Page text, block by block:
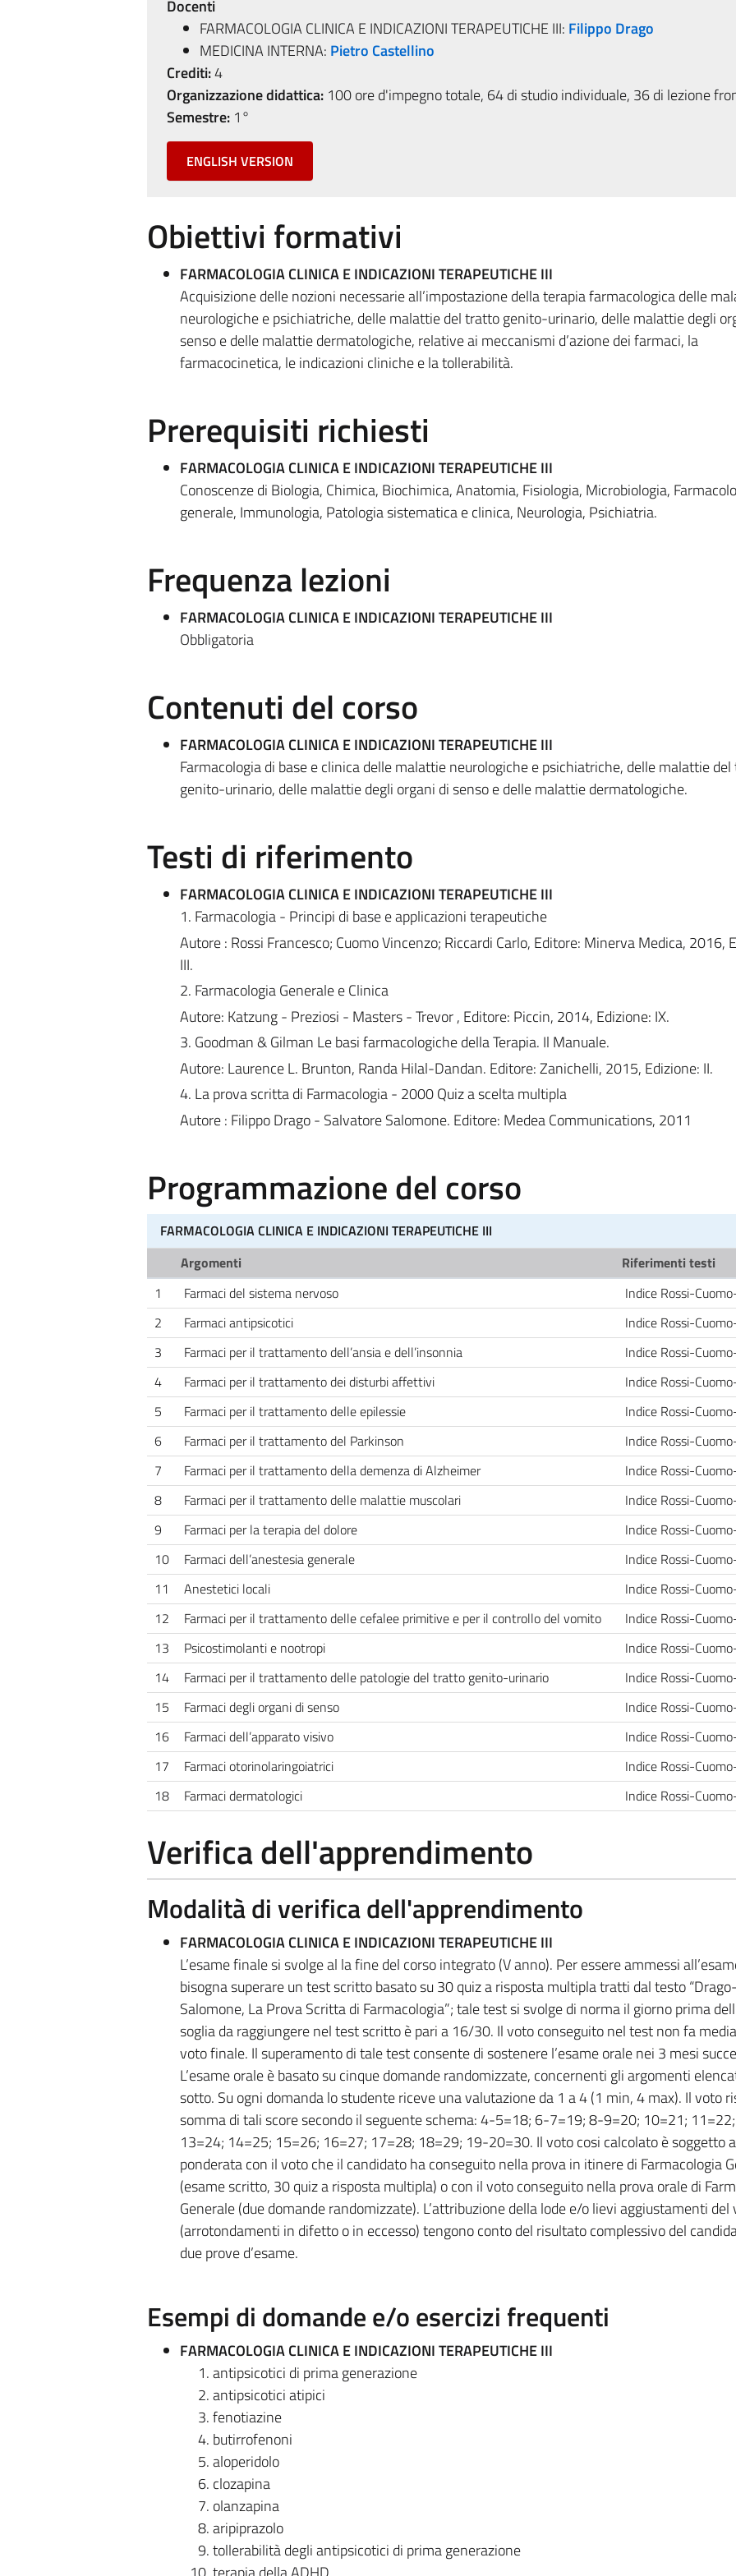
Docenti
FARMACOLOGIA CLINICA E INDICAZIONI TERAPEUTICHE III: Filippo Drago
MEDICINA INTERNA: Pietro Castellino
Crediti:4
Organizzazione didattica:100 ore d'impegno totale, 64 di studio individuale, 36 di lezione
Semestre:1°
ENGLISH VERSION
Obiettivi formativi
FARMACOLOGIA CLINICA E INDICAZIONI TERAPEUTICHE III
Acquisizione delle nozioni necessarie all’impostazione della terapia farmacologica delle
neurologiche e psichiatriche, delle malattie del tratto genito-urinario, delle malattie degli
senso e delle malattie dermatologiche, relative ai meccanismi d’azione dei farmaci, la
farmacocinetica, le indicazioni cliniche e la tollerabilità.
Prerequisiti richiesti
FARMACOLOGIA CLINICA E INDICAZIONI TERAPEUTICHE III
Conoscenze di Biologia, Chimica, Biochimica, Anatomia, Fisiologia, Microbiologia,
generale, Immunologia, Patologia sistematica e clinica, Neurologia, Psichiatria.
Frequenza lezioni
FARMACOLOGIA CLINICA E INDICAZIONI TERAPEUTICHE III
Obbligatoria
Contenuti del corso
FARMACOLOGIA CLINICA E INDICAZIONI TERAPEUTICHE III
Farmacologia di base e clinica delle malattie neurologiche e psichiatriche, delle malattie
genito-urinario, delle malattie degli organi di senso e delle malattie dermatologiche.
Testi di riferimento
FARMACOLOGIA CLINICA E INDICAZIONI TERAPEUTICHE III
1. Farmacologia - Principi di base e applicazioni terapeutiche
Autore : Rossi Francesco; Cuomo Vincenzo; Riccardi Carlo, Editore: Minerva Medica, 2016,
III.
2. Farmacologia Generale e Clinica
Autore: Katzung - Preziosi - Masters - Trevor , Editore: Piccin, 2014, Edizione: IX.
3. Goodman & Gilman Le basi farmacologiche della Terapia. Il Manuale.
Autore: Laurence L. Brunton, Randa Hilal-Dandan. Editore: Zanichelli, 2015, Edizione: II.
4. La prova scritta di Farmacologia - 2000 Quiz a scelta multipla
Autore : Filippo Drago - Salvatore Salomone. Editore: Medea Communications, 2011
Programmazione del corso
FARMACOLOGIA CLINICA E INDICAZIONI TERAPEUTICHE III
Argomenti
Riferimenti testi
1
Farmaci del sistema nervoso
Indice Rossi-
2
Farmaci antipsicotici
Indice Rossi-
3
Farmaci per il trattamento dell’ansia e dell’insonnia
Indice Rossi-
4
Farmaci per il trattamento dei disturbi affettivi
Indice Rossi-
5
Farmaci per il trattamento delle epilessie
Indice Rossi-
6
Farmaci per il trattamento del Parkinson
Indice Rossi-
7
Farmaci per il trattamento della demenza di Alzheimer
Indice Rossi-
8
Farmaci per il trattamento delle malattie muscolari
Indice Rossi-
9
Farmaci per la terapia del dolore
Indice Rossi-
10
Farmaci dell’anestesia generale
Indice Rossi-
11
Anestetici locali
Indice Rossi-
12
Farmaci per il trattamento delle cefalee primitive e per il controllo del vomito
Indice Rossi-
13
Psicostimolanti e nootropi
Indice Rossi-
14
Farmaci per il trattamento delle patologie del tratto genito-urinario
Indice Rossi-
15
Farmaci degli organi di senso
Indice Rossi-
16
Farmaci dell’apparato visivo
Indice Rossi-
17
Farmaci otorinolaringoiatrici
Indice Rossi-
18
Farmaci dermatologici Indice Rossi-
Verifica dell'apprendimento
Modalità di verifica dell'apprendimento
FARMACOLOGIA CLINICA E INDICAZIONI TERAPEUTICHE III
L’esame finale si svolge al la fine del corso integrato (V anno). Per essere ammessi
bisogna superare un test scritto basato su 30 quiz a risposta multipla tratti dal testo
Salomone, La Prova Scritta di Farmacologia”; tale test si svolge di norma il giorno prima
soglia da raggiungere nel test scritto è pari a 16/30. Il voto conseguito nel test non fa
voto finale. Il superamento di tale test consente di sostenere l’esame orale nei 3 mesi
L’esame orale è basato su cinque domande randomizzate, concernenti gli argomenti
sotto. Su ogni domanda lo studente riceve una valutazione da 1 a 4 (1 min, 4 max). Il voto
somma di tali score secondo il seguente schema: 4-5=18; 6-7=19; 8-9=20; 10=21;
13=24; 14=25; 15=26; 16=27; 17=28; 18=29; 19-20=30. Il voto cosi calcolato è soggetto
ponderata con il voto che il candidato ha conseguito nella prova in itinere di Farmacologia
(esame scritto, 30 quiz a risposta multipla) o con il voto conseguito nella prova orale di
Generale (due domande randomizzate). L’attribuzione della lode e/o lievi aggiustamenti del
(arrotondamenti in difetto o in eccesso) tengono conto del risultato complessivo del
due prove d’esame.
Esempi di domande e/o esercizi frequenti
FARMACOLOGIA CLINICA E INDICAZIONI TERAPEUTICHE III
antipsicotici di prima generazione
antipsicotici atipici
fenotiazine
butirrofenoni
aloperidolo
clozapina
olanzapina
aripiprazolo
tollerabilità degli antipsicotici di prima generazione